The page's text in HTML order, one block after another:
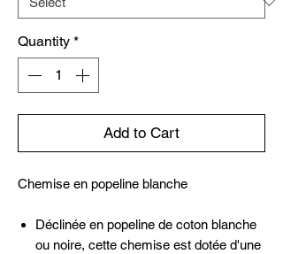
Quantity *
Add to Cart
Chemise en popeline blanche
Déclinée en popeline de coton blanche
ou noire, cette chemise est dotée d'une